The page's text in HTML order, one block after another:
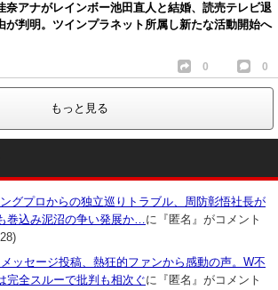
奈アナがレインボー池田直人と結婚、読売テレビ退
が判明。ツインプラネット所属し新たな活動開始へ
0 0
もっと見る
グプロからの独立巡りトラブル、周防彰悟社長が
巻込み泥沼の争い発展か…に『匿名』がコメント
ッセージ投稿、熱狂的ファンから感動の声。W不
完全スルーで批判も相次ぐに『匿名』がコメント